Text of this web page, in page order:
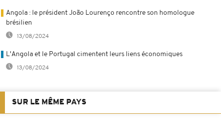
Angola : le président João Lourenço rencontre son homologue
brésilien
13/08/2024
L'Angola et le Portugal cimentent leurs liens économiques
13/08/2024
SUR LE MÊME PAYS